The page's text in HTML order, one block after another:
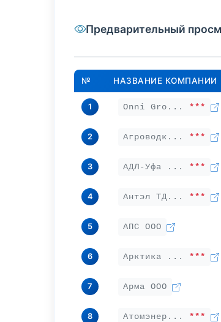
Предварительный
№ НАЗВАНИЕ КОМПАНИИ
1 Onni Gro... ***
2 Агроводк... ***
3 АДЛ-Уфа ... ***
4 Антэл ТД... ***
5 АПС ООО
6 Арктика ... ***
7 Арма ООО
8 Атомэнер... ***